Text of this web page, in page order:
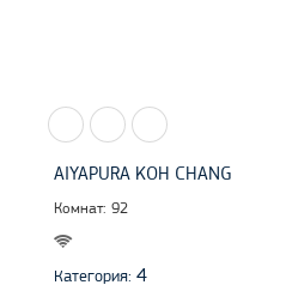
AIYAPURA KOH CHANG
Комнат: 92
Категория: 4